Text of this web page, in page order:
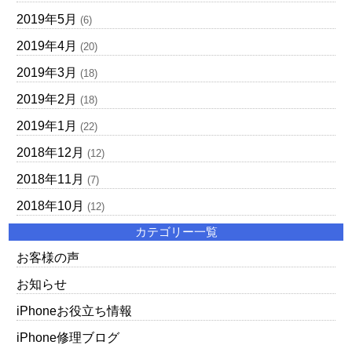
2019年5月 (6)
2019年4月 (20)
2019年3月 (18)
2019年2月 (18)
2019年1月 (22)
2018年12月 (12)
2018年11月 (7)
2018年10月 (12)
カテゴリー一覧
お客様の声
お知らせ
iPhoneお役立ち情報
iPhone修理ブログ